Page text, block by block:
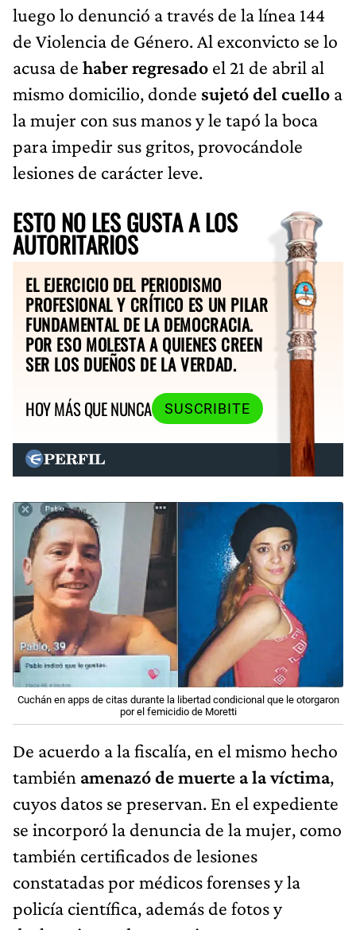
luego lo denunció a través de la línea 144
de Violencia de Género. Al exconvicto se lo
acusa de haber regresado el 21 de abril al
mismo domicilio, donde sujetó del cuello a
la mujer con sus manos y le tapó la boca
para impedir sus gritos, provocándole
lesiones de carácter leve.
ESTO NO LES GUSTA A LOS
AUTORITARIOS
EL EJERCICIO DEL PERIODISMO
PROFESIONAL Y CRÍTICO ES UN PILAR
FUNDAMENTAL DE LA DEMOCRACIA.
POR ESO MOLESTA A QUIENES CREEN
SER LOS DUEÑOS DE LA VERDAD.
HOY MÁS QUE NUNCA
SUSCRIBITE
Cuchán en apps de citas durante la libertad condicional que le otorgaron
por el femicidio de Moretti
De acuerdo a la fiscalía, en el mismo hecho
también amenazó de muerte a la víctima,
cuyos datos se preservan. En el expediente
se incorporó la denuncia de la mujer, como
también certificados de lesiones
constatadas por médicos forenses y la
policía científica, además de fotos y